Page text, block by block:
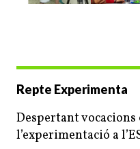
Repte Experimenta
Despertant
l’experimentació a